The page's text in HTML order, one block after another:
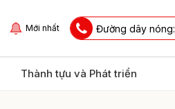
Mới nhất Đường dây nóng:
Thành tựu và Phát triển